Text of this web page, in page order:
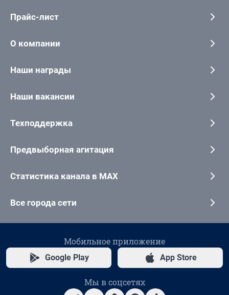
Прайс-лист
О компании
Наши награды
Наши вакансии
Техподдержка
Предвыборная агитация
Статистика канала в MAX
Все города сети
Мобильное приложение
Google Play App Store
Мы в соцсетях